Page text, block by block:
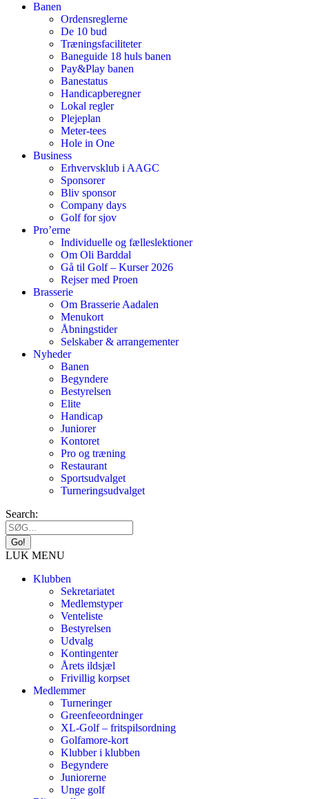
Banen
Ordensreglerne
De 10 bud
Træningsfaciliteter
Baneguide 18 huls banen
Pay&Play banen
Banestatus
Handicapberegner
Lokal regler
Plejeplan
Meter-tees
Hole in One
Business
Erhvervsklub i AAGC
Sponsorer
Bliv sponsor
Company days
Golf for sjov
Pro’erne
Individuelle og fælleslektioner
Om Oli Barddal
Gå til Golf – Kurser 2026
Rejser med Proen
Brasserie
Om Brasserie Aadalen
Menukort
Åbningstider
Selskaber & arrangementer
Nyheder
Banen
Begyndere
Bestyrelsen
Elite
Handicap
Juniorer
Kontoret
Pro og træning
Restaurant
Sportsudvalget
Turneringsudvalget
Search:
LUK MENU
Klubben
Sekretariatet
Medlemstyper
Venteliste
Bestyrelsen
Udvalg
Kontingenter
Årets ildsjæl
Frivillig korpset
Medlemmer
Turneringer
Greenfeeordninger
XL-Golf – fritspilsordning
Golfamore-kort
Klubber i klubben
Begyndere
Juniorerne
Unge golf